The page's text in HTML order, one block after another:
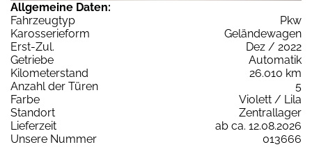
Allgemeine Daten:
Fahrzeugtyp
Pkw
Karosserieform
Geländewagen
Erst-Zul.
Dez / 2022
Getriebe
Automatik
Kilometerstand
26.010 km
Anzahl der Türen
5
Farbe
Violett / Lila
Standort
Zentrallager
Lieferzeit
ab ca. 12.08.2026
Unsere Nummer
013666